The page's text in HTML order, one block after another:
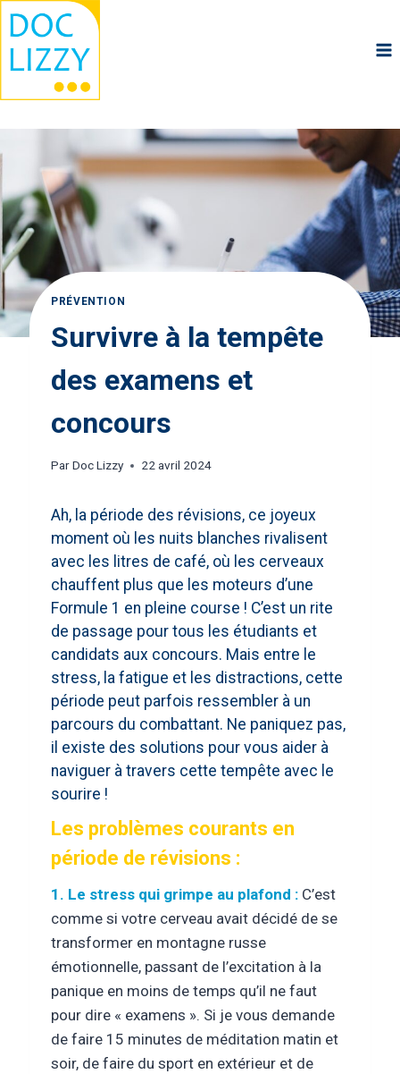
Aller
au
contenu
PRÉVENTION
Survivre à la tempête
des examens et
concours
Par Doc Lizzy 22 avril 2024
Ah, la période des révisions, ce joyeux
moment où les nuits blanches rivalisent
avec les litres de café, où les cerveaux
chauffent plus que les moteurs d’une
Formule 1 en pleine course ! C’est un rite
de passage pour tous les étudiants et
candidats aux concours. Mais entre le
stress, la fatigue et les distractions, cette
période peut parfois ressembler à un
parcours du combattant. Ne paniquez pas,
il existe des solutions pour vous aider à
naviguer à travers cette tempête avec le
sourire !
Les problèmes courants en
période de révisions :
1. Le stress qui grimpe au plafond : C’est
comme si votre cerveau avait décidé de se
transformer en montagne russe
émotionnelle, passant de l’excitation à la
panique en moins de temps qu’il ne faut
pour dire « examens ». Si je vous demande
de faire 15 minutes de méditation matin et
soir, de faire du sport en extérieur et de